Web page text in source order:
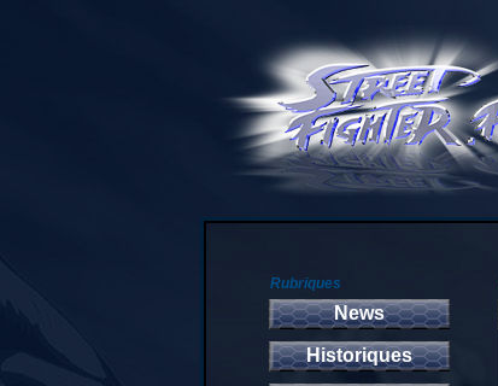
Rubriques
News
Historiques